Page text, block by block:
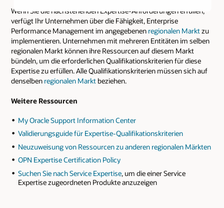
Wenn Sie die nachstehenden Expertise-Anforderungen erfüllen,
verfügt Ihr Unternehmen über die Fähigkeit, Enterprise
Performance Management im angegebenen regionalen Markt zu
implementieren. Unternehmen mit mehreren Entitäten im selben
regionalen Markt können ihre Ressourcen auf diesem Markt
bündeln, um die erforderlichen Qualifikationskriterien für diese
Expertise zu erfüllen. Alle Qualifikationskriterien müssen sich auf
denselben regionalen Markt beziehen.
Weitere Ressourcen
My Oracle Support Information Center
Validierungsguide für Expertise-Qualifikationskriterien
Neuzuweisung von Ressourcen zu anderen regionalen Märkten
OPN Expertise Certification Policy
Suchen Sie nach Service Expertise, um die einer Service
Expertise zugeordneten Produkte anzuzeigen